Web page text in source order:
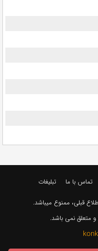
تماس با ما تبلیغات
قبلی، ممنوع میباشد.
متعلق نمی باشد.